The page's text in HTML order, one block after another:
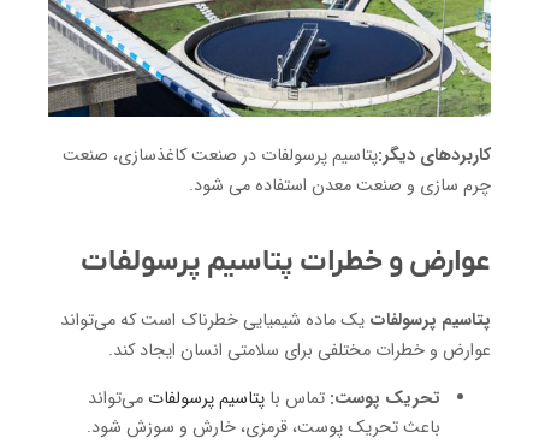
کاربردهای دیگر:پتاسیم پرسولفات در صنعت کاغذسازی، صنعت
چرم سازی و صنعت معدن استفاده می شود.
عوارض و خطرات پتاسیم پرسولفات
پتاسیم پرسولفات یک ماده شیمیایی خطرناک است که می‌تواند
عوارض و خطرات مختلفی برای سلامتی انسان ایجاد کند.
تحریک پوست: تماس با پتاسیم پرسولفات می‌تواند
باعث تحریک پوست، قرمزی، خارش و سوزش شود.